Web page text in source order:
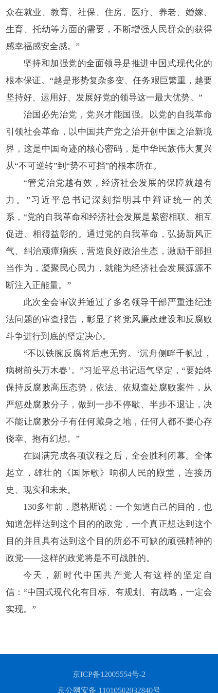
众在就业、教育、社保、住房、医疗、养老、婚嫁、
生育、托幼等方面的需要，不断增强人民群众的获得
感幸福感安全感。”
坚持和加强党的全面领导是推进中国式现代化的
根本保证。“越是形势复杂多变、任务艰巨繁重，越要
坚持好、运用好、发展好党的领导这一最大优势。”
治国必先治党，党兴才能国强。以党的自我革命
引领社会革命，以中国共产党之治开创中国之治新境
界，这是中国奇迹的核心密码，是中华民族伟大复兴
从“不可逆转”到“势不可挡”的根本所在。
“管党治党越有效，经济社会发展的保障就越有
力。”习近平总书记深刻指明其中辩证统一的关
系，“党的自我革命和经济社会发展是紧密相联、相互
促进、相得益彰的。通过党的自我革命，弘扬新风正
气、纠治顽瘴痼疾，营造良好政治生态，激励干部担
当作为，凝聚民心民力，就能为经济社会发展源源不
断注入正能量。”
此次全会审议并通过了多名领导干部严重违纪违
法问题的审查报告，彰显了将党风廉政建设和反腐败
斗争进行到底的坚定决心。
“不以铁腕反腐将后患无穷。‘沉舟侧畔千帆过，
病树前头万木春’。”习近平总书记语气坚定，“要始终
保持反腐败高压态势，依法、依规查处腐败案件，从
严惩处腐败分子，做到一步不停歇、半步不退让，决
不能让腐败分子有任何藏身之地，任何人都不要心存
侥幸、抱有幻想。”
在圆满完成各项议程之后，全会胜利闭幕。全体
起立，雄壮的《国际歌》响彻人民的殿堂，连接历
史、现实和未来。
130多年前，恩格斯说：一个知道自己的目的，也
知道怎样达到这个目的的政党，一个真正想达到这个
目的并且具有达到这个目的所必不可缺的顽强精神的
政党——这样的政党将是不可战胜的。
今天，新时代中国共产党人有这样的坚定自
信：“中国式现代化有目标、有规划、有战略，一定会
实现。”
京ICP备12005554号-2
京公网安备 11010502032840号